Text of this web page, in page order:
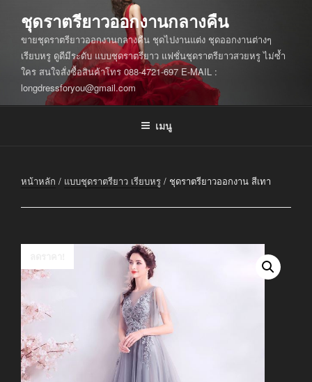
บทความ
ชุดราตรียาวออกงานกลางคืน
ขายชุดราตรียาวออกงานกลางคืน ชุดไปงานแต่ง ชุดออกงานต่างๆ
เรียบหรู ดูดีมีระดับ แบบชุดราตรียาว แฟชั่นชุดราตรียาวสวยหรู ไม่ซ้ำ
ใคร สนใจสั่งซื้อสินค้าโทร 088-4721-697 E-MAIL :
longdressforyou@gmail.com
เมนู
หน้าหลัก / แบบชุดราตรียาว เรียบหรู / ชุดราตรียาวออกงาน สีเทา